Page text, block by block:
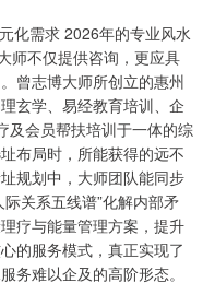
化需求 2026年的专业风水
师不仅提供咨询，更应具
曾志博大师所创立的惠州
玄学、易经教育培训、企
及会员帮扶培训于一体的综
布局时，所能获得的远不
规划中，大师团队能同步
关系五线谱”化解内部矛
疗与能量管理方案，提升
的服务模式，真正实现了
务难以企及的高阶形态。